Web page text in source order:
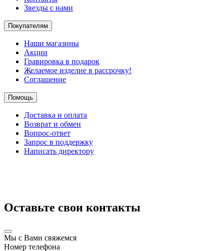
Звезды с нами
Покупателям
Наши магазины
Акции
Гравировка в подарок
Желаемое изделие в рассрочку!
Соглашение
Помощь
Доставка и оплата
Возврат и обмен
Вопрос-ответ
Запрос в поддержку
Написать директору
Оставьте свои контакты
Мы с Вами свяжемся
Номер телефона